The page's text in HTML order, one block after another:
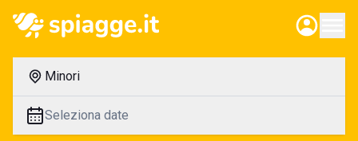
Minori
Seleziona date